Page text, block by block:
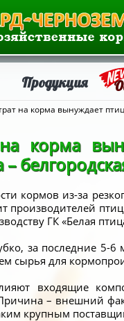
Продукция
на корма вынуждает
корма
кормов из-за
производителей
ГК «Белая
за последние 5-
сырья для
входящие
– внешний
крупным